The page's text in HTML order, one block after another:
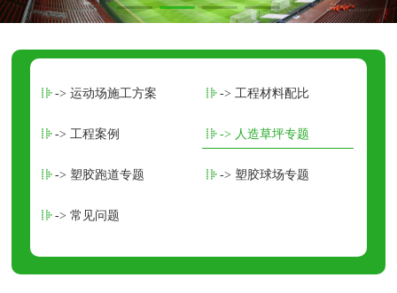
-> 运动场施工方案 -> 工程材料配比
-> 工程案例 -> 人造草坪专题
-> 塑胶跑道专题 -> 塑胶球场专题
-> 常见问题